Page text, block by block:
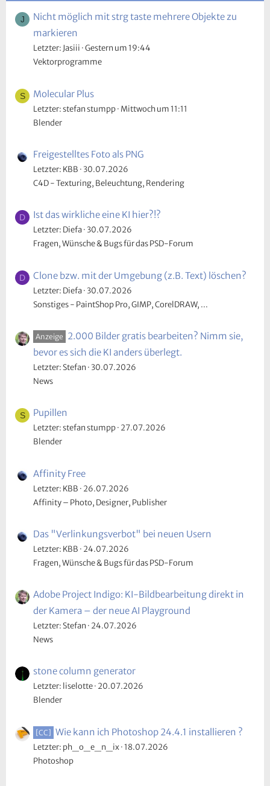
J
Nicht möglich mit strg taste mehrere Objekte zu
markieren
Letzter: Jasiii Gestern um 19:44
Vektorprogramme
S Molecular Plus
Letzter: stefan stumpp Mittwoch um 11:11
Blender
Freigestelltes Foto als PNG
Letzter: KBB 30.07.2026
C4D - Texturing, Beleuchtung, Rendering
D Ist das wirkliche eine KI hier?!?
Letzter: Diefa 30.07.2026
Fragen, Wünsche & Bugs für das PSD-Forum
D Clone bzw. mit der Umgebung (z.B. Text) löschen?
Letzter: Diefa 30.07.2026
Sonstiges - PaintShop Pro, GIMP, CorelDRAW, ...
Anzeige 2.000 Bilder gratis bearbeiten? Nimm sie,
bevor es sich die KI anders überlegt.
Letzter: Stefan 30.07.2026
News
S Pupillen
Letzter: stefan stumpp 27.07.2026
Blender
Affinity Free
Letzter: KBB 26.07.2026
Affinity – Photo, Designer, Publisher
Das "Verlinkungsverbot" bei neuen Usern
Letzter: KBB 24.07.2026
Fragen, Wünsche & Bugs für das PSD-Forum
Adobe Project Indigo: KI-Bildbearbeitung direkt in
der Kamera – der neue AI Playground
Letzter: Stefan 24.07.2026
News
stone column generator
Letzter: liselotte 20.07.2026
Blender
[CC] Wie kann ich Photoshop 24.4.1 installieren ?
Letzter: ph_o_e_n_ix 18.07.2026
Photoshop